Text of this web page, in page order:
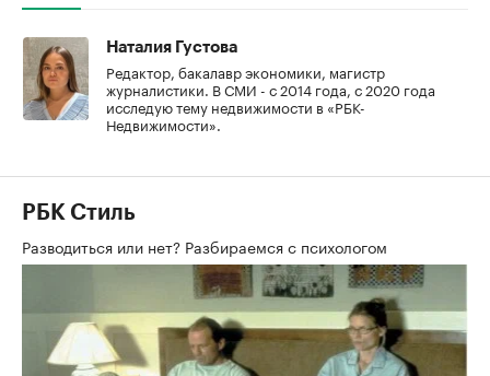
Наталия Густова
Редактор, бакалавр экономики, магистр
журналистики. В СМИ - с 2014 года, с 2020 года
исследую тему недвижимости в «РБК-
Недвижимости».
РБК Стиль
Разводиться или нет? Разбираемся с психологом